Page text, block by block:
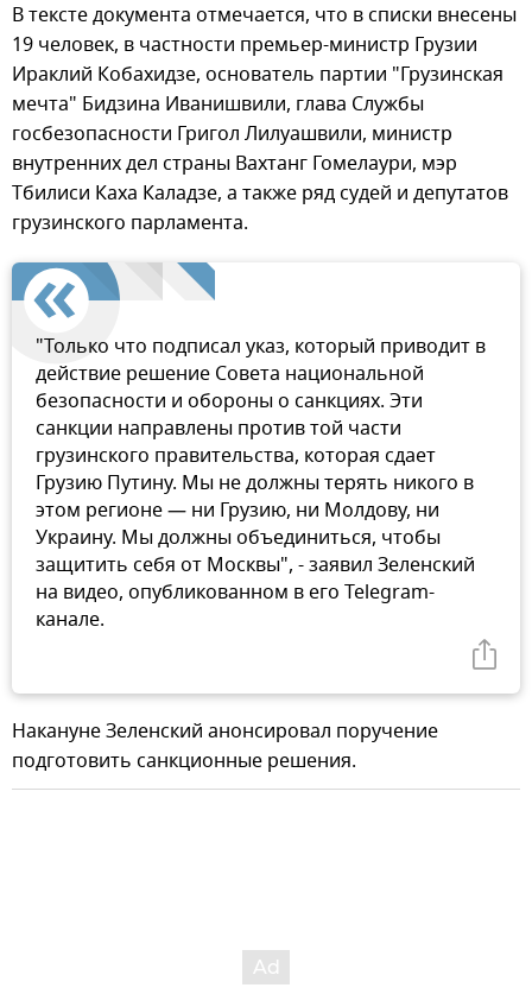
В тексте документа отмечается, что в списки внесены
19 человек, в частности премьер-министр Грузии
Ираклий Кобахидзе, основатель партии "Грузинская
мечта" Бидзина Иванишвили, глава Службы
госбезопасности Григол Лилуашвили, министр
внутренних дел страны Вахтанг Гомелаури, мэр
Тбилиси Каха Каладзе, а также ряд судей и депутатов
грузинского парламента.
"Только что подписал указ, который приводит в
действие решение Совета национальной
безопасности и обороны о санкциях. Эти
санкции направлены против той части
грузинского правительства, которая сдает
Грузию Путину. Мы не должны терять никого в
этом регионе — ни Грузию, ни Молдову, ни
Украину. Мы должны объединиться, чтобы
защитить себя от Москвы", - заявил Зеленский
на видео, опубликованном в его Telegram-
канале.
Накануне Зеленский анонсировал поручение
подготовить санкционные решения.